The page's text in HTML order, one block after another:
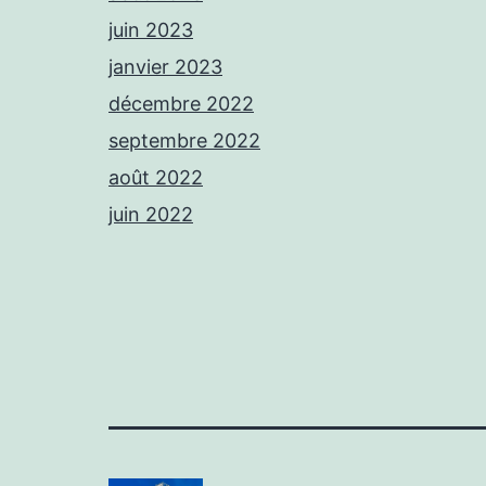
juin 2023
janvier 2023
décembre 2022
septembre 2022
août 2022
juin 2022